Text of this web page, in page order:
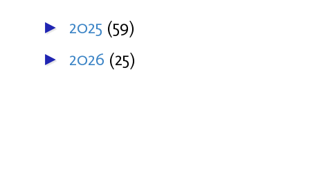
► 2025 (59)
► 2026 (25)